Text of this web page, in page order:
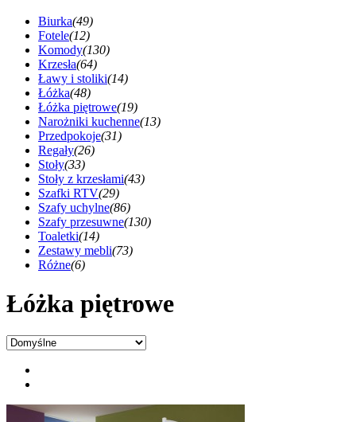
Biurka(49)
Fotele(12)
Komody(130)
Krzesła(64)
Ławy i stoliki(14)
Łóżka(48)
Łóżka piętrowe(19)
Narożniki kuchenne(13)
Przedpokoje(31)
Regały(26)
Stoły(33)
Stoły z krzesłami(43)
Szafki RTV(29)
Szafy uchylne(86)
Szafy przesuwne(130)
Toaletki(14)
Zestawy mebli(73)
Różne(6)
Łóżka piętrowe